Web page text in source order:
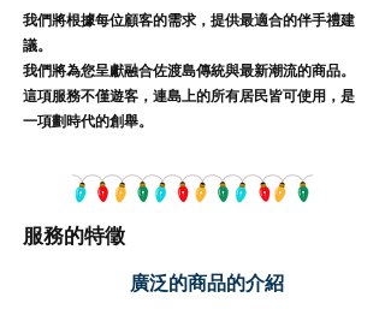
我們將根據每位顧客的需求，提供最適合的伴手禮建
議。
我們將為您呈獻融合佐渡島傳統與最新潮流的商品。
這項服務不僅遊客，連島上的所有居民皆可使用，是
一項劃時代的創舉。​
服務的特徵
廣泛的商品的介紹